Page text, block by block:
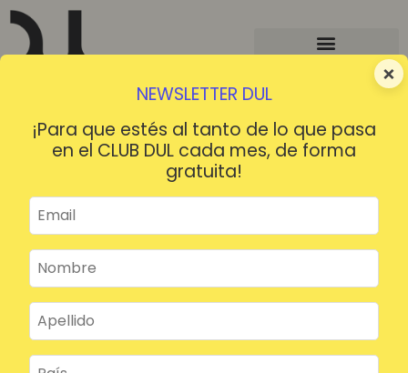
×
NEWSLETTER DUL
¡Para que estés al tanto de lo que pasa
en el CLUB DUL cada mes, de forma
gratuita!
¡HOLA!